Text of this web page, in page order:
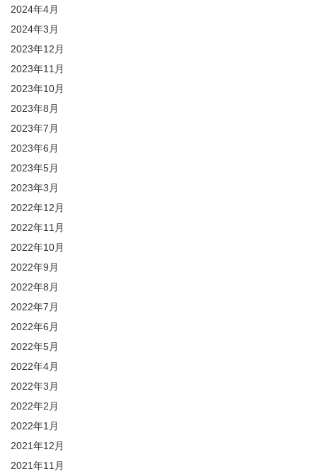
2024年4月
2024年3月
2023年12月
2023年11月
2023年10月
2023年8月
2023年7月
2023年6月
2023年5月
2023年3月
2022年12月
2022年11月
2022年10月
2022年9月
2022年8月
2022年7月
2022年6月
2022年5月
2022年4月
2022年3月
2022年2月
2022年1月
2021年12月
2021年11月